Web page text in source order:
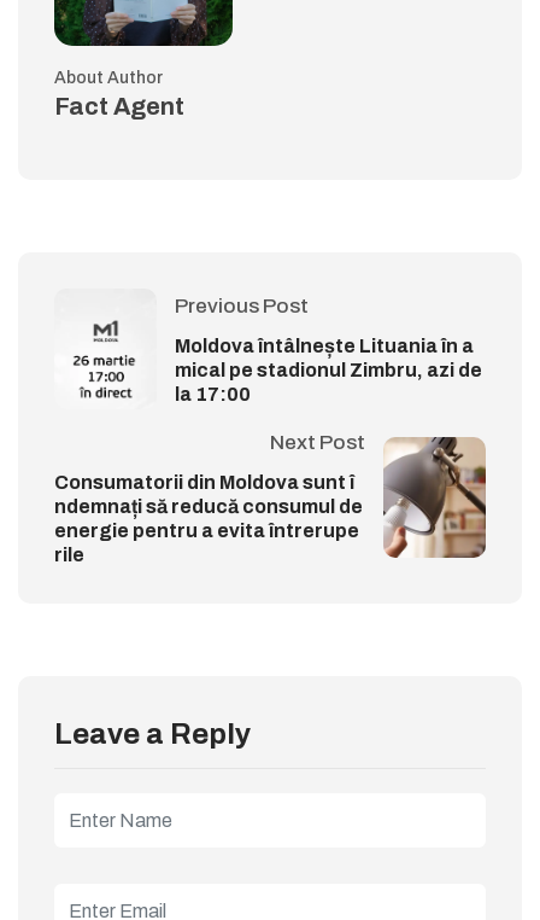
About Author
Fact Agent
Previous Post
Moldova întâlnește Lituania în a
mical pe stadionul Zimbru, azi de
la 17:00
Next Post
Consumatorii din Moldova sunt î
ndemnați să reducă consumul de
energie pentru a evita întrerupe
rile
Leave a Reply